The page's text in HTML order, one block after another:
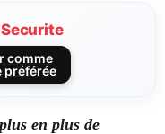
comme
préférée
en plus de